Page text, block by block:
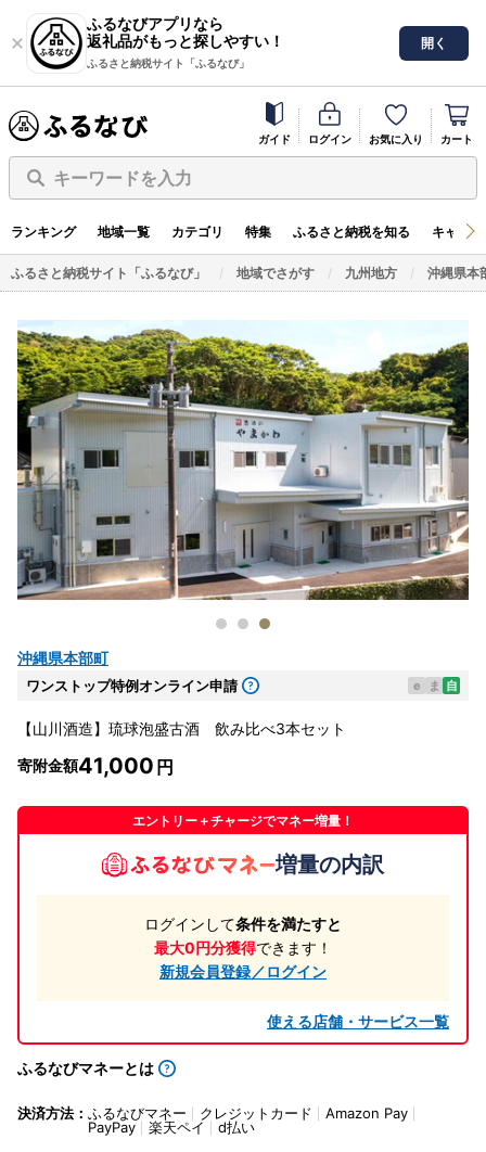
ふるなびアプリなら
返礼品がもっと探しやすい！
ふるさと納税サイト「ふるなび」
開く
ガイド ログイン お気に入り カート
キーワードを入力
ランキング 地域一覧 カテゴリ 特集 ふるさと納税を知る キャン
ふるさと納税サイト「ふるなび」 地域でさがす 九州地方 沖縄県本
沖縄県本部町
ワンストップ特例オンライン申請 e ま 自
【山川酒造】琉球泡盛古酒 飲み比べ3本セット
寄附金額41,000
エントリー＋チャージでマネー増量！
増量の内訳
ログインして条件を満たすと
最大0円分獲得できます！
新規会員登録／ログイン
使える店舗・サービス一覧
ふるなびマネーとは
決済方法： ふるなびマネー クレジットカード
Amazon Pay
PayPay
楽天ペイ d払い